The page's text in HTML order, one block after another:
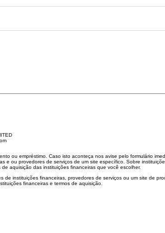
ou empréstimo. Caso isto aconteça nos avise pelo formulário
e ou provedores de serviços de um site específico. Sobre
aquisição das instituições financeiras que você escolher.
instituições financeiras, provedores de serviços ou um site de
financeiras e termos de aquisição.